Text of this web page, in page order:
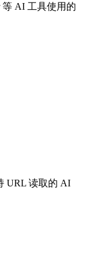
等 AI 工具使用的
URL 读取的 AI